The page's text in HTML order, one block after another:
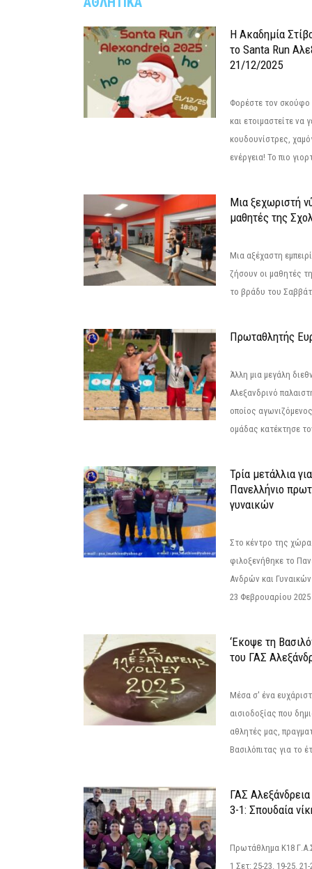
Η Ακαδημία
το Santa Run
21/12/2025
Φορέστε τον σκούφο
και ετοιμαστείτε να
κουδουνίστρες,
ενέργεια! Το πιο
Μια ξεχωριστή
μαθητές της
Μια αξέχαστη
ζήσουν οι μαθητές
το βράδυ του
Πρωταθλητής
Άλλη μια μεγάλη
Αλεξανδρινό
οποίος
ομάδας κατέκτησε
Τρία μετάλλια
Πανελλήνιο
γυναικών
Στο κέντρο της
φιλοξενήθηκε το
Ανδρών και
23 Φεβρουαρίου
‘Εκοψε τη
του ΓΑΣ
Μέσα σ' ένα
αισιοδοξίας που
αθλητές μας,
Βασιλόπιτας για το
ΓΑΣ
3-1: Σπουδαία
Πρωτάθλημα Κ18
1 Σετ: 25-23. 19-25.